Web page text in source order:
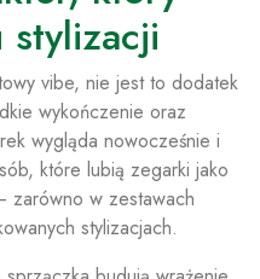
stylizacji
vibe, nie jest to dodatek
wykończenie oraz
wygląda nowocześnie i
które lubią zegarki jako
zarówno w zestawach
stylizacjach.